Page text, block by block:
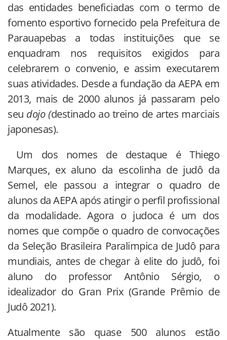
das entidades beneficiadas com o termo de
fomento esportivo fornecido pela Prefeitura de
Parauapebas a todas instituições que se
enquadram nos requisitos exigidos para
celebrarem o convenio, e assim executarem
suas atividades. Desde a fundação da AEPA em
2013, mais de 2000 alunos já passaram pelo
seu dojo (destinado ao treino de artes marciais
japonesas).
Um dos nomes de destaque é Thiego
Marques, ex aluno da escolinha de judô da
Semel, ele passou a integrar o quadro de
alunos da AEPA após atingir o perfil profissional
da modalidade. Agora o judoca é um dos
nomes que compõe o quadro de convocações
da Seleção Brasileira Paralimpica de Judô para
mundiais, antes de chegar à elite do judô, foi
aluno do professor Antônio Sérgio, o
idealizador do Gran Prix (Grande Prêmio de
Judô 2021).
Atualmente são quase 500 alunos estão